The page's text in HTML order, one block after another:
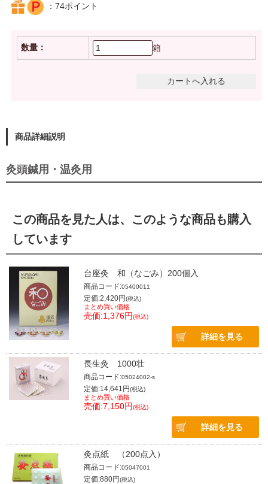
：74ポイント
数量： 箱
商品詳細説明
灸頭鍼用・温灸用
この商品を見た人は、このような商品も購入
しています
台座灸 和（なごみ）200個入
商品コード:05400011
定価:2,420円(税込)
まとめ買い価格
売価:1,376円(税込)
詳細を見る
長生灸 1000壮
商品コード:05024002-s
定価:14,641円(税込)
まとめ買い価格
売価:7,150円(税込)
詳細を見る
灸点紙 （200点入）
商品コード:05047001
定価:880円(税込)